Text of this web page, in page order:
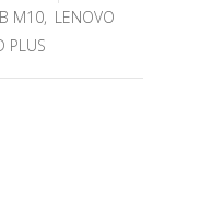
M10, LENOVO
PLUS